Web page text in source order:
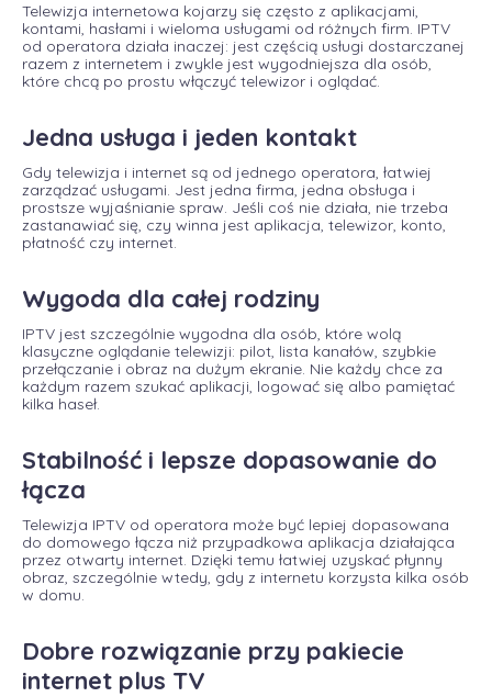
Telewizja internetowa kojarzy się często z aplikacjami,
kontami, hasłami i wieloma usługami od różnych firm. IPTV
od operatora działa inaczej: jest częścią usługi dostarczanej
razem z internetem i zwykle jest wygodniejsza dla osób,
które chcą po prostu włączyć telewizor i oglądać.
Jedna usługa i jeden kontakt
Gdy telewizja i internet są od jednego operatora, łatwiej
zarządzać usługami. Jest jedna firma, jedna obsługa i
prostsze wyjaśnianie spraw. Jeśli coś nie działa, nie trzeba
zastanawiać się, czy winna jest aplikacja, telewizor, konto,
płatność czy internet.
Wygoda dla całej rodziny
IPTV jest szczególnie wygodna dla osób, które wolą
klasyczne oglądanie telewizji: pilot, lista kanałów, szybkie
przełączanie i obraz na dużym ekranie. Nie każdy chce za
każdym razem szukać aplikacji, logować się albo pamiętać
kilka haseł.
Stabilność i lepsze dopasowanie do
łącza
Telewizja IPTV od operatora może być lepiej dopasowana
do domowego łącza niż przypadkowa aplikacja działająca
przez otwarty internet. Dzięki temu łatwiej uzyskać płynny
obraz, szczególnie wtedy, gdy z internetu korzysta kilka osób
w domu.
Dobre rozwiązanie przy pakiecie
internet plus TV